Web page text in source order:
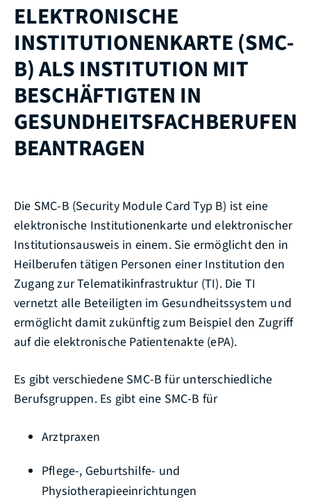
ELEKTRONISCHE
INSTITUTIONENKARTE (SMC-
B) ALS INSTITUTION MIT
BESCHÄFTIGTEN IN
GESUNDHEITSFACHBERUFEN
BEANTRAGEN
Die SMC-B (Security Module Card Typ B) ist eine
elektronische Institutionenkarte und elektronischer
Institutionsausweis in einem. Sie ermöglicht den in
Heilberufen tätigen Personen einer Institution den
Zugang zur Telematikinfrastruktur (TI). Die TI
vernetzt alle Beteiligten im Gesundheitssystem und
ermöglicht damit zukünftig zum Beispiel den Zugriff
auf die elektronische Patientenakte (ePA).
Es gibt verschiedene SMC-B für unterschiedliche
Berufsgruppen. Es gibt eine SMC-B für
Arztpraxen
Pflege-, Geburtshilfe- und
Physiotherapieeinrichtungen